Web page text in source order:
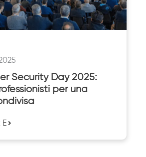
Security Day 2025:
per una